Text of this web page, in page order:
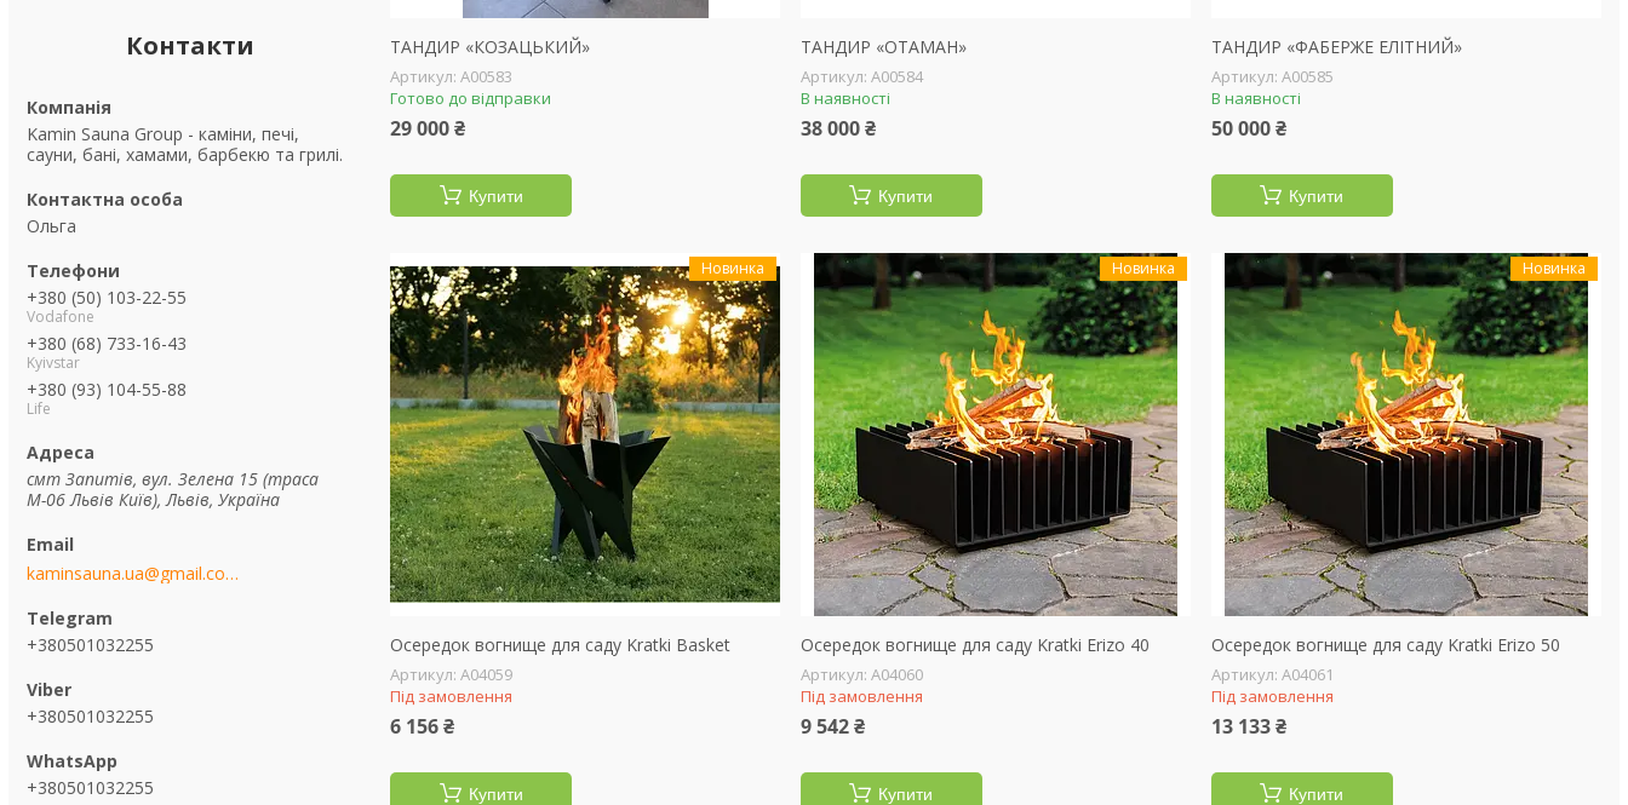
Контакти
Kamin Sauna Group - каміни, печі,
сауни, бані, хамами, барбекю та грилі.
Ольга
+380 (50) 103-22-55
Vodafone
+380 (68) 733-16-43
Kyivstar
+380 (93) 104-55-88
Life
смт Запитів, вул. Зелена 15 (траса
М-06 Львів Київ), Львів, Україна
kaminsauna.ua@gmail.com
+380501032255
+380501032255
+380501032255
ТАНДИР «КОЗАЦЬКИЙ»
А00583
Готово до відправки
29 000 ₴
Купити
ТАНДИР «ОТАМАН»
А00584
В наявності
38 000 ₴
Купити
ТАНДИР «ФАБЕРЖЕ ЕЛІТНИЙ»
А00585
В наявності
50 000 ₴
Купити
Новинка
Осередок вогнище для саду Kratki Basket
А04059
Під замовлення
6 156 ₴
Купити
Новинка
Осередок вогнище для саду Kratki Erizo 40
А04060
Під замовлення
9 542 ₴
Купити
Новинка
Осередок вогнище для саду Kratki Erizo 50
А04061
Під замовлення
13 133 ₴
Купити